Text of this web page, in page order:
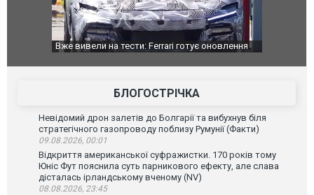
Вже вивели на тести: Ferrari готує оновлення
Вийшов
фільму
БЛОГОСТРІЧКА
Невідомий дрон залетів до Болгарії та вибухнув біля
стратегічного газопроводу поблизу Румунії (Факти)
09.08.2026, 00:01
Відкриття американської суфражистки. 170 років тому
Юніс Фут пояснила суть парникового ефекту, але слава
дісталась ірландському вченому (NV)
08.08.2026, 23:45